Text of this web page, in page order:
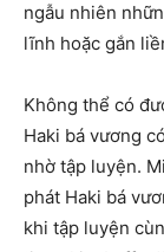
ngẫu nhiên
lĩnh hoặc gắn
Không thể có
Haki bá vương
nhờ tập luyện.
phát Haki bá
khi tập luyện